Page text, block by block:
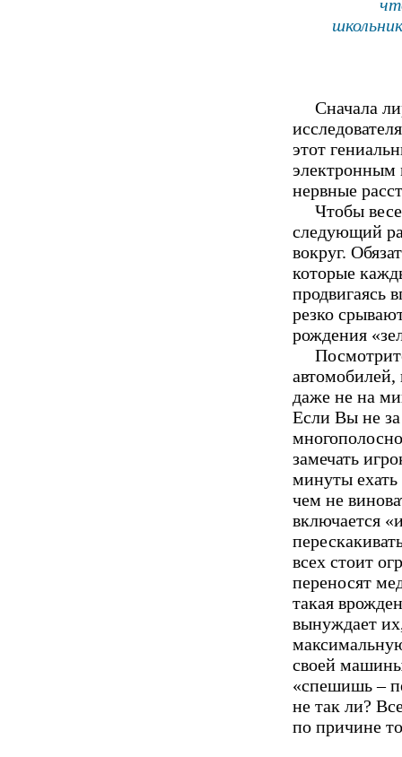
Сначала
этот
электронным
нервные
Чтобы
следующий
вокруг.
которые
продвигаясь
резко
рождения
Посмотрите
автомобилей,
даже не на
Если Вы не за
замечать
минуты
чем не
включается
всех стоит
переносят
такая
вынуждает
своей
«спешишь –
не так ли?
по причине